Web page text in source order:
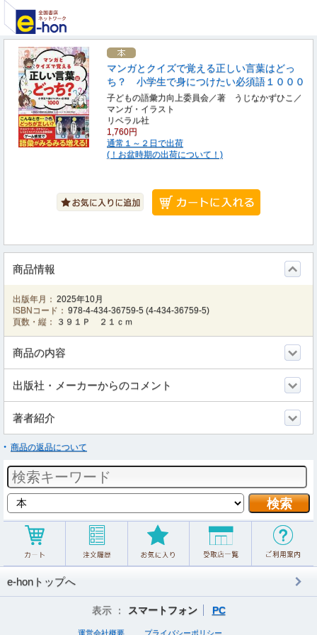
マンガとクイズで覚える正しい言葉はどっ
ち？ 小学生で身につけたい必須語１０００
子どもの語彙力向上委員会／著 うじなかずひこ／
マンガ・イラスト
リベラル社
1,760円
通常１～２日で出荷
(！お盆時期の出荷について！)
商品情報
出版年月： 2025年10月
ISBNコード： 978-4-434-36759-5 (4-434-36759-5)
頁数・縦：
３９１Ｐ ２１ｃｍ
商品の内容
出版社・メーカーからのコメント
著者紹介
商品の返品について
e-honトップへ
表示 ： スマートフォン PC
運営会社概要 プライバシーポリシー